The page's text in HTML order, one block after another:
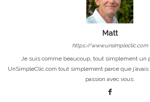
Matt
https://www.unsimpleclic.com
Je suis comme beaucoup, tout simplement un
UnSimpleClic.com tout simplement parce que
passion avec vous.